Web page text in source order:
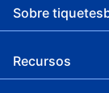
Sobre
Recursos